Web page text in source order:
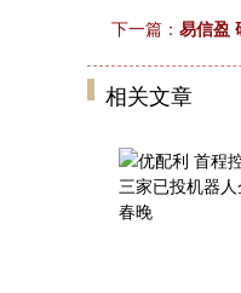
下一篇： 易信盈
相关文章